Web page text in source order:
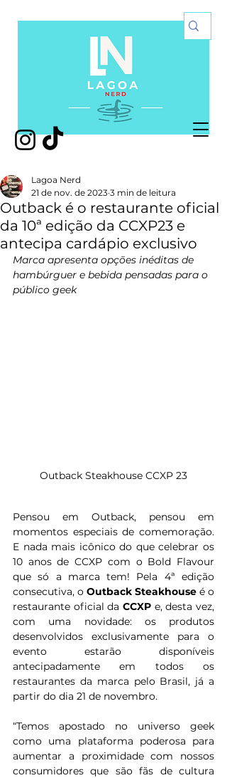
Outback é o restaurante oficial
da 10ª edição da CCXP23 e
antecipa cardápio exclusivo
Lagoa Nerd
21 de nov. de 2023 3 min de leitura
Marca apresenta opções inéditas de
hambúrguer e bebida pensadas para o
público geek
Outback Steakhouse CCXP 23
Pensou em Outback, pensou em
momentos especiais de comemoração.
E nada mais icônico do que celebrar os
10 anos de CCXP com o Bold Flavour
que só a marca tem! Pela 4ª edição
consecutiva, o Outback Steakhouse é o
restaurante oficial da CCXP e, desta vez,
com uma novidade: os produtos
desenvolvidos exclusivamente para o
evento estarão disponíveis
antecipadamente em todos os
restaurantes da marca pelo Brasil, já a
partir do dia 21 de novembro.
“Temos apostado no universo geek
como uma plataforma poderosa para
aumentar a proximidade com nossos
consumidores que são fãs de cultura